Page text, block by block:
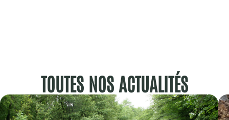
TOUTES NOS ACTUALITÉS